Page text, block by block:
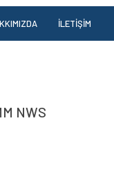
İLETİŞİM
NWS